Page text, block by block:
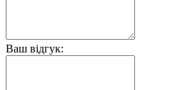
Ваш відгук: